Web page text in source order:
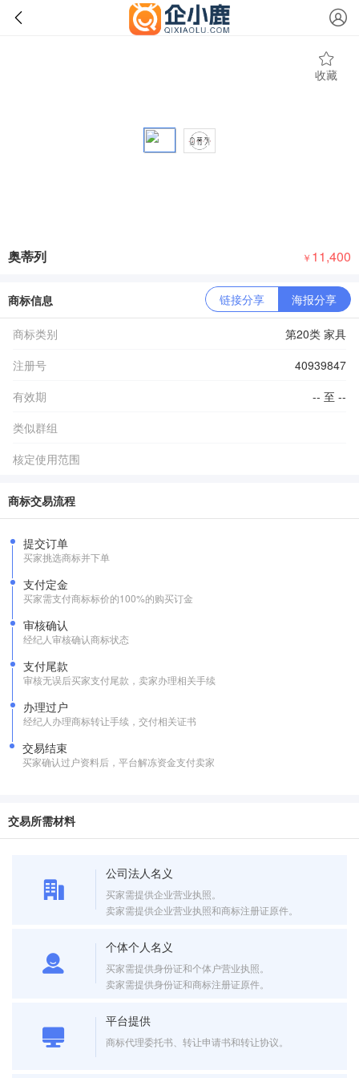
收藏
奥蒂列 ￥ 11,400
商标信息 链接分享 海报分享
商标类别
第20类 家具
注册号
40939847
有效期
-- 至 --
类似群组
核定使用范围
商标交易流程
提交订单
买家挑选商标并下单
支付定金
买家需支付商标标价的100%的购买订金
审核确认
经纪人审核确认商标状态
支付尾款
审核无误后买家支付尾款，卖家办理相关手续
办理过户
经纪人办理商标转让手续，交付相关证书
交易结束
买家确认过户资料后，平台解冻资金支付卖家
交易所需材料
公司法人名义
买家需提供企业营业执照。
卖家需提供企业营业执照和商标注册证原件。
个体个人名义
买家需提供身份证和个体户营业执照。
卖家需提供身份证和商标注册证原件。
平台提供
商标代理委托书、转让申请书和转让协议。